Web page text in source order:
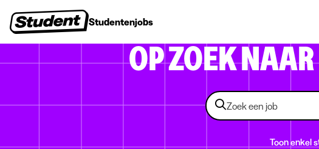
Studentenjobs
OP ZOEK NAAR
Toon enkel